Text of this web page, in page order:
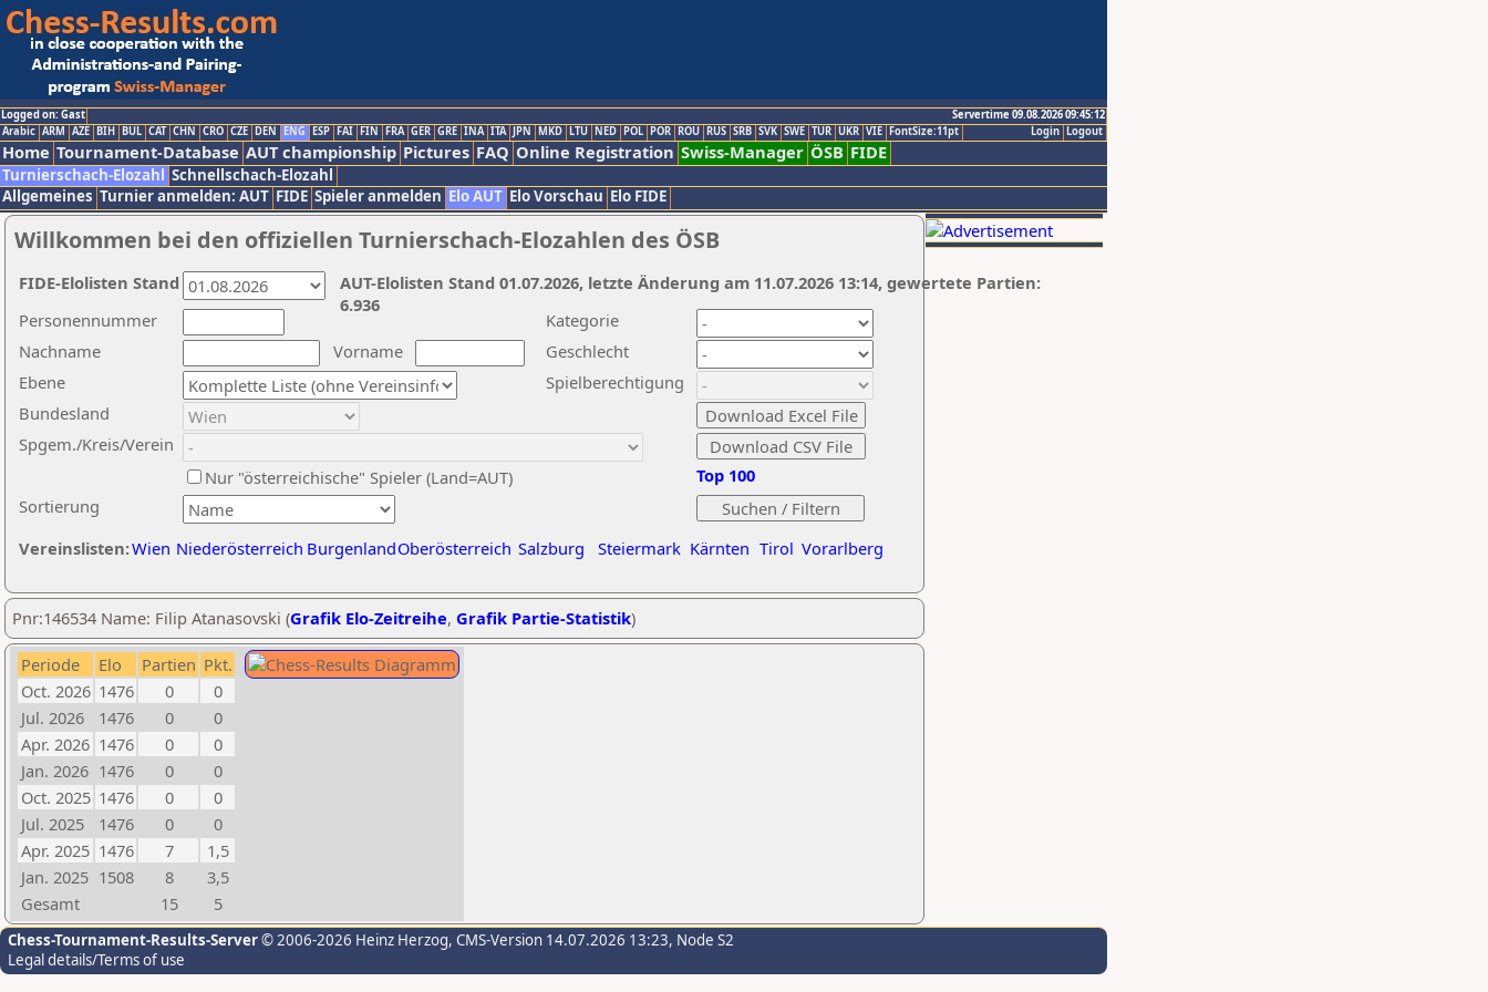
Logged on: Gast
Servertime 09.08.2026 09:45:12
Logout
Login
Arabic ARM AZE BIH BUL CAT CHN CRO CZE DEN ENG ESP FAI FIN FRA GER GRE INA ITA JPN MKD LTU NED POL POR ROU RUS SRB SVK SWE TUR UKR VIE FontSize:11pt
Home Tournament-Database AUT championship Pictures FAQ Online Registration Swiss-Manager ÖSB FIDE
Turnierschach-Elozahl Schnellschach-Elozahl
Allgemeines Turnier anmelden: AUT FIDE Spieler anmelden Elo AUT Elo Vorschau Elo FIDE
Willkommen bei den offiziellen Turnierschach-Elozahlen des ÖSB
Nachname
Vorname
Ebene
Kategorie
Sortierung
Personennummer
Bundesland
Spgem./Kreis/Verein
Geschlecht
Nur "österreichische" Spieler (Land=AUT)
Spielberechtigung
Vereinslisten:Wien Niederösterreich BurgenlandOberösterreich Salzburg Steiermark Kärnten Tirol Vorarlberg
Top 100
AUT-Elolisten Stand 01.07.2026, letzte Änderung am 11.07.2026 13:14, gewertete Partien:
6.936
FIDE-Elolisten Stand
Pnr:146534 Name: Filip Atanasovski (Grafik Elo-Zeitreihe, Grafik Partie-Statistik)
Periode Elo Partien Pkt.
Oct. 2026 1476 0
0
Jul. 2026
1476 0
0
Apr. 2026 1476 0
0
Jan. 2026 1476 0
0
Oct. 2025 1476 0
0
Jul. 2025
1476 0
0
Apr. 2025 1476 7
1,5
Jan. 2025 1508 8
3,5
Gesamt
15 5
Chess-Tournament-Results-Server© 2006-2026 Heinz Herzog, CMS-Version 14.07.2026 13:23, Node S2
Legal details/Terms of use